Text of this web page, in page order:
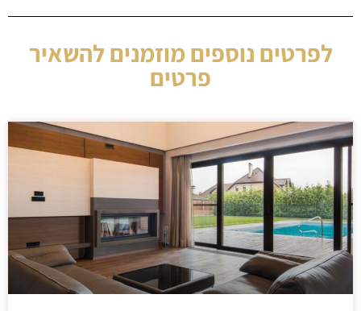
לפרטים נוספים מוזמנים להשאיר
פרטים